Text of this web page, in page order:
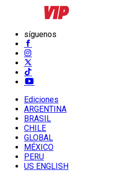
síguenos
Ediciones
ARGENTINA
BRASIL
CHILE
GLOBAL
MÉXICO
PERU
US ENGLISH